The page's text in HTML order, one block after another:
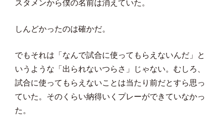
スタメンから僕の名前は消えていた。
しんどかったのは確かだ。
でもそれは「なんで試合に使ってもらえないんだ」と
いうような「出られないつらさ」じゃない。むしろ、
試合に使ってもらえないことは当たり前だとすら思っ
ていた。そのくらい納得いくプレーができていなかっ
た。